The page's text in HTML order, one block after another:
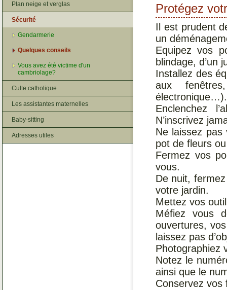
Protégez
Il est prudent
un
Equipez vos
blindage, d’un
Installez des
aux
électronique…).
Enclenchez
N’inscrivez
Ne laissez
pot de fleurs
Fermez vos
vous.
De nuit,
votre jardin.
Mettez vos
Méfiez vous
ouvertures,
laissez pas
Photographiez
Notez le
ainsi que le
Conservez vos
Plan neige et verglas
Sécurité
Gendarmerie
Quelques conseils
Vous avez été victime d'un
cambriolage?
Culte catholique
Les assistantes maternelles
Baby-sitting
Adresses utiles